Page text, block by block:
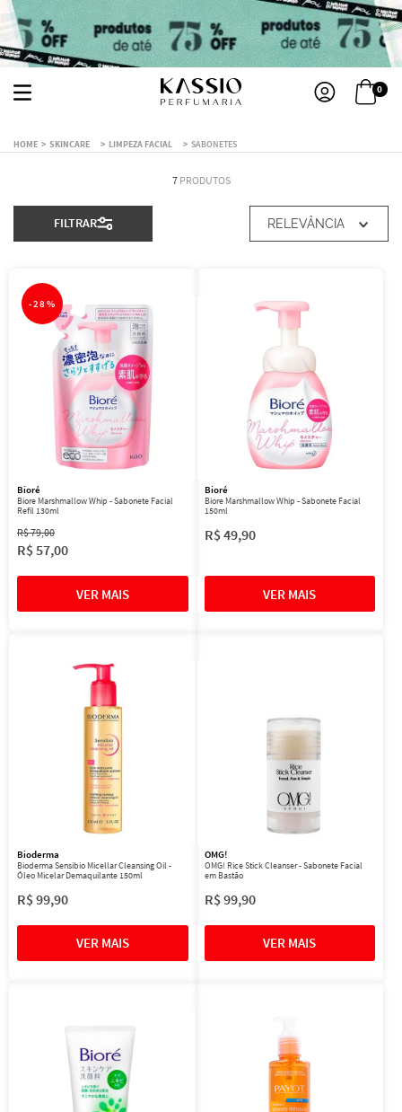
0
SKINCARE LIMPEZA FACIAL SABONETES
7 PRODUTOS
FILTRAR RELEVÂNCIA
-28%
Bioré
Biore Marshmallow Whip - Sabonete Facial
Refil 130ml
R$79,00
R$57,00
Bioré
Biore Marshmallow Whip - Sabonete Facial
150ml
R$49,90
Bioderma
Bioderma Sensibio Micellar Cleansing Oil -
Óleo Micelar Demaquilante 150ml
R$99,90
OMG!
OMG! Rice Stick Cleanser - Sabonete Facial
em Bastão
R$99,90